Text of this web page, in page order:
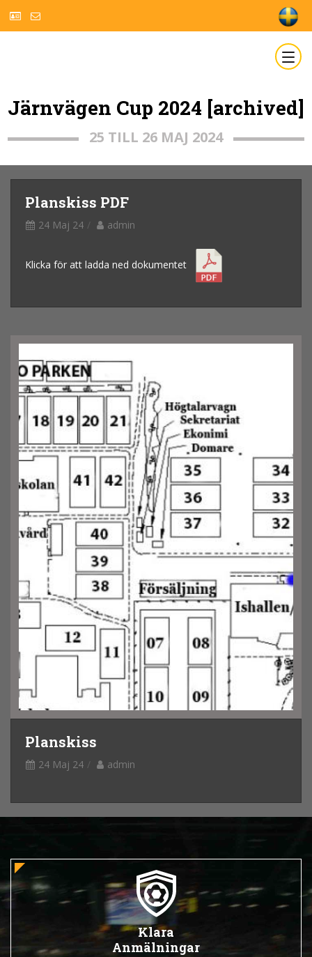
Järnvägen Cup 2024 [archived]
25 TILL 26 MAJ 2024
Planskiss PDF
24 Maj 24 admin
Klicka för att ladda ned dokumentet
Planskiss
24 Maj 24 admin
Klara
Anmälningar